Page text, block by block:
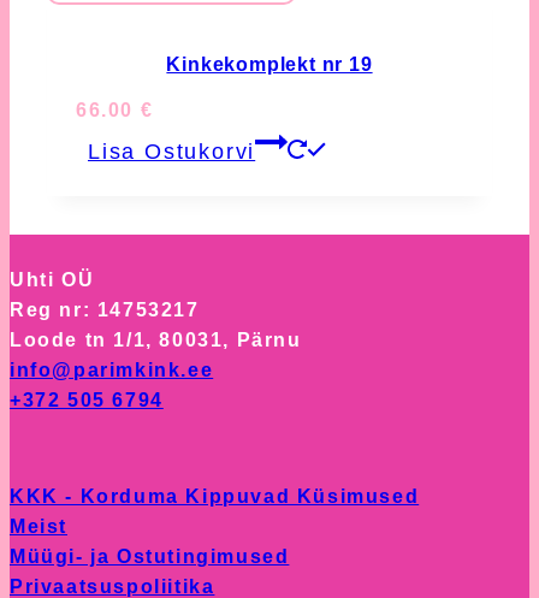
Kinkekomplekt nr 19
66.00 €
Lisa Ostukorvi
Uhti OÜ
Reg nr: 14753217
Loode tn 1/1, 80031, Pärnu
info@parimkink.ee
+372 505 6794
KKK - Korduma Kippuvad Küsimused
Meist
Müügi- ja Ostutingimused
Privaatsuspoliitika